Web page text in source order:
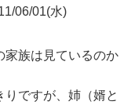
06/01(水)
家族は見ているのか
ですが、姉（婿と